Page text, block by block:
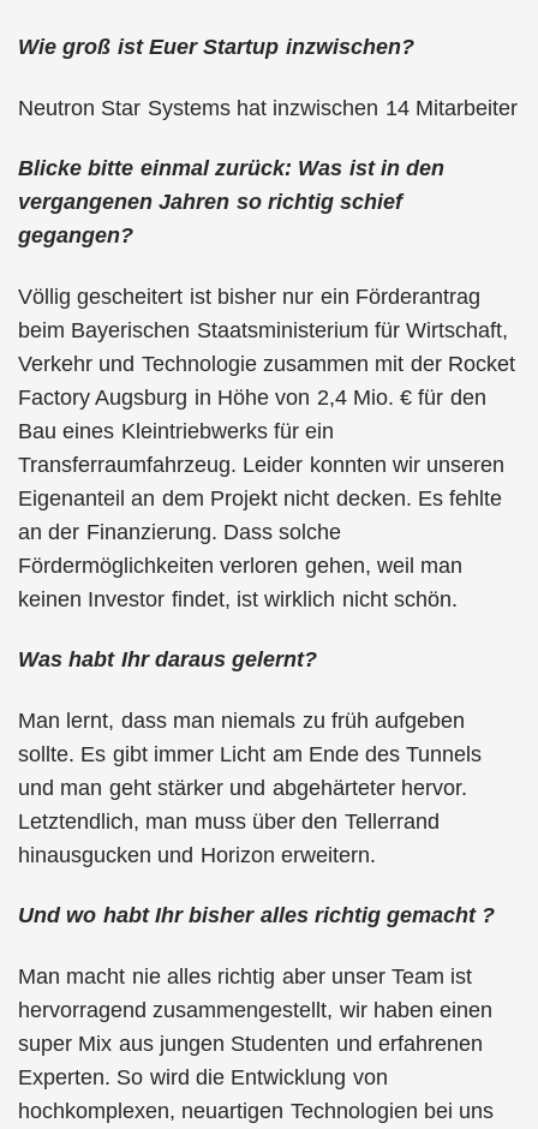
Wie groß ist Euer Startup inzwischen?
Neutron Star Systems hat inzwischen 14 Mitarbeiter
Blicke bitte einmal zurück: Was ist in den
vergangenen Jahren so richtig schief
gegangen?
Völlig gescheitert ist bisher nur ein Förderantrag
beim Bayerischen Staatsministerium für Wirtschaft,
Verkehr und Technologie zusammen mit der Rocket
Factory Augsburg in Höhe von 2,4 Mio. € für den
Bau eines Kleintriebwerks für ein
Transferraumfahrzeug. Leider konnten wir unseren
Eigenanteil an dem Projekt nicht decken. Es fehlte
an der Finanzierung. Dass solche
Fördermöglichkeiten verloren gehen, weil man
keinen Investor findet, ist wirklich nicht schön.
Was habt Ihr daraus gelernt?
Man lernt, dass man niemals zu früh aufgeben
sollte. Es gibt immer Licht am Ende des Tunnels
und man geht stärker und abgehärteter hervor.
Letztendlich, man muss über den Tellerrand
hinausgucken und Horizon erweitern.
Und wo habt Ihr bisher alles richtig gemacht ?
Man macht nie alles richtig aber unser Team ist
hervorragend zusammengestellt, wir haben einen
super Mix aus jungen Studenten und erfahrenen
Experten. So wird die Entwicklung von
hochkomplexen, neuartigen Technologien bei uns